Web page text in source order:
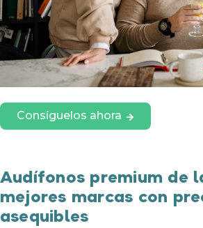
Consíguelos ahora
Audífonos premium de
mejores marcas con
asequibles